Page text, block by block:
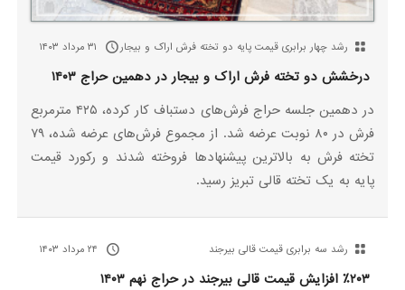
رشد چهار برابری قیمت پایه دو تخته فرش اراک و بیجار ۳۱ مرداد ۱۴۰۳
درخشش دو تخته فرش اراک و بیجار در دهمین حراج ۱۴۰۳
در دهمین جلسه حراج فرش‌های دستباف کار کرده، ۴۲۵ مترمربع
فرش در ۸۰ نوبت عرضه شد. از مجموع فرش‌های عرضه شده، ۷۹
تخته فرش به بالاترین پیشنهادها فروخته شدند و رکورد قیمت
پایه به یک تخته قالی تبریز رسید.
رشد سه برابری قیمت قالی بیرجند ۲۴ مرداد ۱۴۰۳
٪۲۰۳ افزایش قیمت قالی بیرجند در حراج نهم ۱۴۰۳